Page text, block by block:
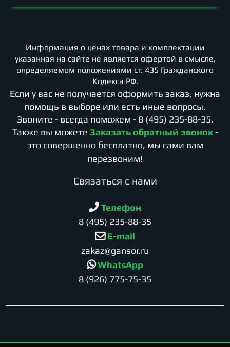
Информация о ценах товара и комплектации
указанная на сайте не является офертой в смысле,
определяемом положениями ст. 435 Гражданского
Кодекса РФ.
Если у вас не получается оформить заказ, нужна
помощь в выборе или есть иные вопросы.
Звоните - всегда поможем - 8 (495) 235-88-35.
Также вы можете Заказать обратный звонок -
это совершенно бесплатно, мы сами вам
перезвоним!
Cвязаться с нами
Телефон
8 (495) 235-88-35
E-mail
zakaz@gansor.ru
WhatsApp
8 (926) 775-75-35